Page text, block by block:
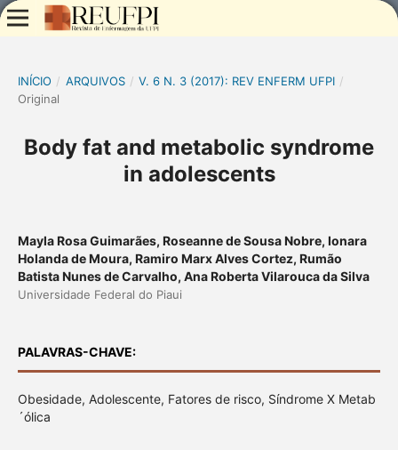
INÍCIO / ARQUIVOS / V. 6 N. 3 (2017): REV ENFERM UFPI /
Original
Body fat and metabolic syndrome
in adolescents
Mayla Rosa Guimarães, Roseanne de Sousa Nobre, Ionara
Holanda de Moura, Ramiro Marx Alves Cortez, Rumão
Batista Nunes de Carvalho, Ana Roberta Vilarouca da Silva
Universidade Federal do Piaui
PALAVRAS-CHAVE:
Obesidade, Adolescente, Fatores de risco, Síndrome X Metab
´ólica